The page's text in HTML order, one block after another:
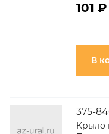
101 ₽
В
375-
Крыло